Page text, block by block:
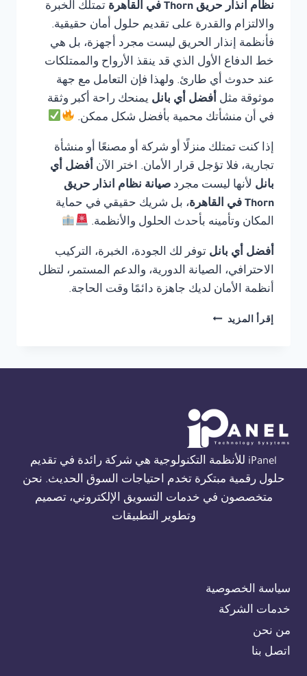
نظام انذار حريق Thorn في القاهرة
تمتلك الخبرة
والالتزام والقدرة على تقديم حلول أمان حقيقية.
فأنظمة إنذار الحريق ليست مجرد أجهزة، بل هي
خط الدفاع الأول الذي قد ينقذ الأرواح والممتلكات
عند حدوث أي طارئ. ولهذا فإن التعامل مع جهة
موثوقة مثل أفضل أي بانل يمنحك راحة أكبر وثقة
في أن منشأتك محمية بأفضل شكل ممكن.
إذا كنت تمتلك منزلًا أو شركة أو مصنعًا أو منشأة
تجارية، فلا تؤجل قرار الأمان. اختر الآن أفضل أي
بانل لأنها ليست مجرد صيانة نظام انذار حريق
Thorn في القاهرة
، بل شريك حقيقي في حماية
المكان وتأمينه بأحدث الحلول والأنظمة.
أفضل أي بانل توفر لك الجودة، الخبرة، التركيب
الاحترافي، الصيانة الدورية، والدعم المستمر، لتظل
أنظمة الأمان لديك جاهزة دائمًا وقت الحاجة.
إقرأ المزيد صيانة
01554305486
iPanel للأنظمة التكنولوجية هي شركة رائدة في تقديم
حلول رقمية مبتكرة تخدم احتياجات السوق الحديث. نحن
متخصصون في خدمات التسويق الإلكتروني، تصميم
وتطوير التطبيقات
سياسة الخصوصية
خدمات الشركة
من نحن
اتصل بنا